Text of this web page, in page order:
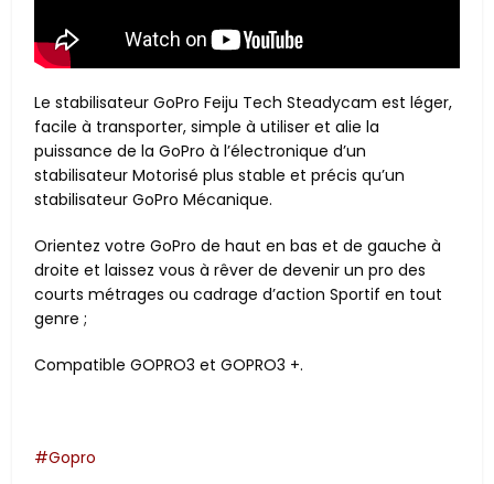
Le stabilisateur GoPro Feiju Tech Steadycam est léger,
facile à transporter, simple à utiliser et alie la
puissance de la GoPro à l’électronique d’un
stabilisateur Motorisé plus stable et précis qu’un
stabilisateur GoPro Mécanique.
Orientez votre GoPro de haut en bas et de gauche à
droite et laissez vous à rêver de devenir un pro des
courts métrages ou cadrage d’action Sportif en tout
genre ;
Compatible GOPRO3 et GOPRO3 +.
Gopro